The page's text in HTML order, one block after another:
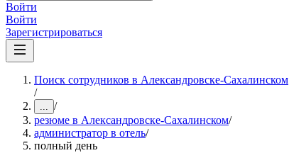
Войти
Войти
Зарегистрироваться
Поиск сотрудников в Александровске-Сахалинском
/
... /
резюме в Александровске-Сахалинском/
администратор в отель/
полный день